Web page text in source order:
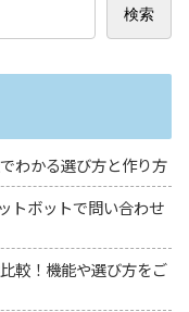
検索
わかる選び方と作り方
トボットで問い合わせ
較！機能や選び方をご